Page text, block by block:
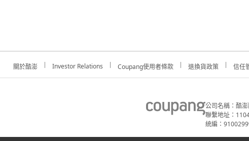
關於酷澎 Investor Relations Coupang使用者條款 退換貨政策 信任
公司名稱：酷
聯繫地址：
統編：